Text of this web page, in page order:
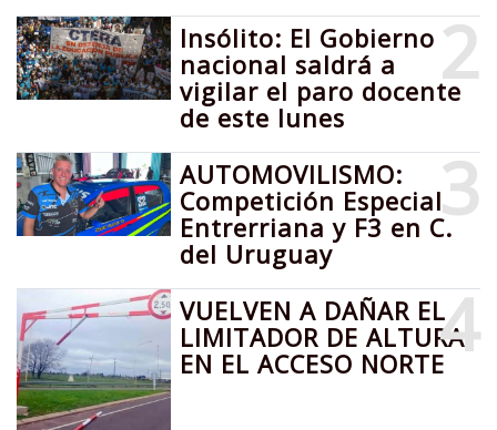
2
Insólito: El Gobierno
nacional saldrá a
vigilar el paro docente
de este lunes
3
AUTOMOVILISMO:
Competición Especial
Entrerriana y F3 en C.
del Uruguay
4
VUELVEN A DAÑAR EL
LIMITADOR DE ALTURA
EN EL ACCESO NORTE